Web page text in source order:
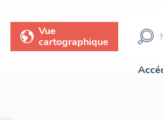
Vue
cartographique